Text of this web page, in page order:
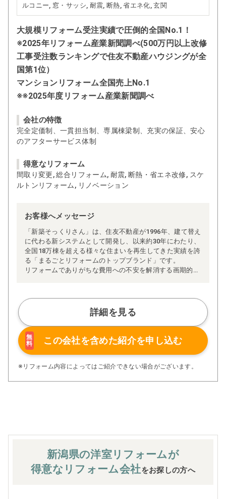
ルコニー, 窓・サッシ, 耐震, 断熱, 省エネ化, 玄関
大規模リフォーム受注実績で圧倒的全国No.1！
※2025年リフォーム産業新聞調べ(500万円以上改修
工事受注数ランキングで住友不動産ハウジングが全
国第1位）
マンションリフォーム全国売上No.1
※※2025年度リフォーム産業新聞調べ
会社の特徴
完全定価制、一貫担当制、専属棟梁制、充実の保証、安心
のアフターサービス体制
得意なリフォーム
間取り変更, 総合リフォーム, 耐震, 断熱・省エネ改修, スケ
ルトンリフォーム, リノベーション
お客様へメッセージ
「新築そっくりさん」は、住友不動産が1996年、建て替え
に代わる新システムとして開発し、以来約30年にわたり、
全国18万棟を超える様々な住まいを再生してきた実績を誇
る「まるごとリフォームのトップブランド」です。
リフォームでありがちな費用への不安を解消する画期的な
ム」、経験豊かなセールスエンジニアによる「一貫担当
制」などが高い信頼を得ています。
また、大規模リフォームに習熟した施工管理者が現場を統
括する「専属棟梁制」、豊富な実績に裏付けられた充実の
施工マニュアルや検査体制により高い施工品質を実現。
さらに、住友不動産のリフォームならではの充実の保証、
アフターサービス体制で工事後も安心です。
ぜひ、あなたの大切なお住まいの再生を私たちにお任せく
詳細を見る
無
料
この会社を含めた紹介を申し込む
※リフォーム内容によってはご紹介できない場合がございます。
新潟県の洋室 リフォームが
得意なリフォーム会社をお探しの方へ